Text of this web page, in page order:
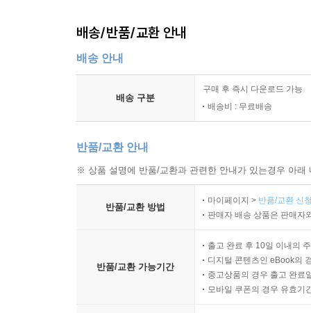
배송/반품/교환 안내
배송 안내
배송 구분
구매 후 즉시 다운로드 가능
배송비 : 무료배송
반품/교환 안내
※ 상품 설명에 반품/교환과 관련한 안내가 있는경우 아
반품/교환 방법
마이페이지 > 반품/교환 신
판매자 배송 상품은 판매자
반품/교환 가능기간
출고 완료 후 10일 이내의
디지털 콘텐츠인 eBook의
중고상품의 경우 출고 완료
모바일 쿠폰의 경우 유효기